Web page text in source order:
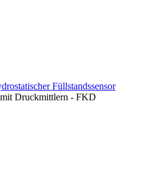
Füllstandssensor
Druckmittlern - FKD